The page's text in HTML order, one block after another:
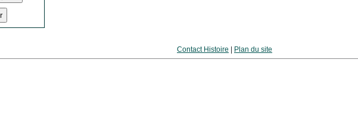
Contact Histoire Plan du site